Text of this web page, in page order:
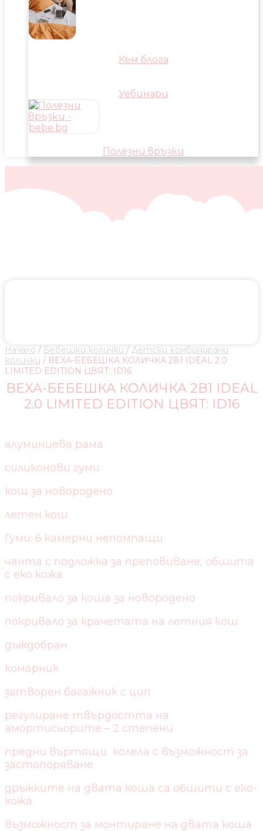
Към блога
Уебинари
Полезни връзки
Начало / Бебешки колички / Детски комбинирани
колички / BEXA-БЕБЕШКА КОЛИЧКА 2В1 IDEAL 2.0
LIMITED EDITION ЦВЯТ: ID16
BEXA-БЕБЕШКА КОЛИЧКА 2В1 IDEAL
2.0 LIMITED EDITION ЦВЯТ: ID16
алуминиева рама
силиконови гуми
кош за новородено
летен кош
Гуми: 6 камерни непомпащи
чанта с подложка за преповиване, обшита
с еко кожа
покривало за коша за новородено
покривало за крачетата на летния кош
дъждобран
комарник
затворен багажник с цип
регулиране твърдостта на
амортисьорите – 2 степени
предни въртящи колела с възможност за
застопоряване
дръжките на двата коша са обшити с еко-
кожа
възможност за монтиране на двата коша